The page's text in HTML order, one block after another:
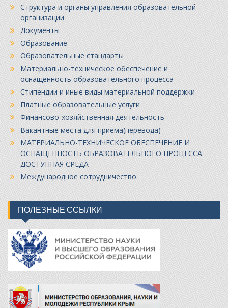
Структура и органы управления образовательной
организации
Документы
Образование
Образовательные стандарты
Материально-техническое обеспечение и
оснащенность образовательного процесса
Стипендии и иные виды материальной поддержки
Платные образовательные услуги
Финансово-хозяйственная деятельность
Вакантные места для приёма(перевода)
МАТЕРИАЛЬНО-ТЕХНИЧЕСКОЕ ОБЕСПЕЧЕНИЕ И
ОСНАЩЕННОСТЬ ОБРАЗОВАТЕЛЬНОГО ПРОЦЕССА.
ДОСТУПНАЯ СРЕДА
Международное сотрудничество
ПОЛЕЗНЫЕ ССЫЛКИ